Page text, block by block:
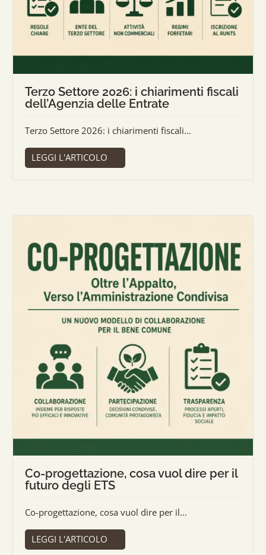
Terzo Settore 2026: i chiarimenti fiscali
dell’Agenzia delle Entrate
Terzo Settore 2026: i chiarimenti fiscali...
LEGGI L'ARTICOLO
Co-progettazione, cosa vuol dire per il
futuro degli ETS
Co-progettazione, cosa vuol dire per il...
LEGGI L'ARTICOLO